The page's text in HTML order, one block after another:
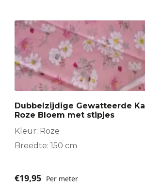
Dubbelzijdige Gewatteerde
Roze Bloem met stipjes
Kleur: Roze
Breedte: 150 cm
€19,95 Per meter